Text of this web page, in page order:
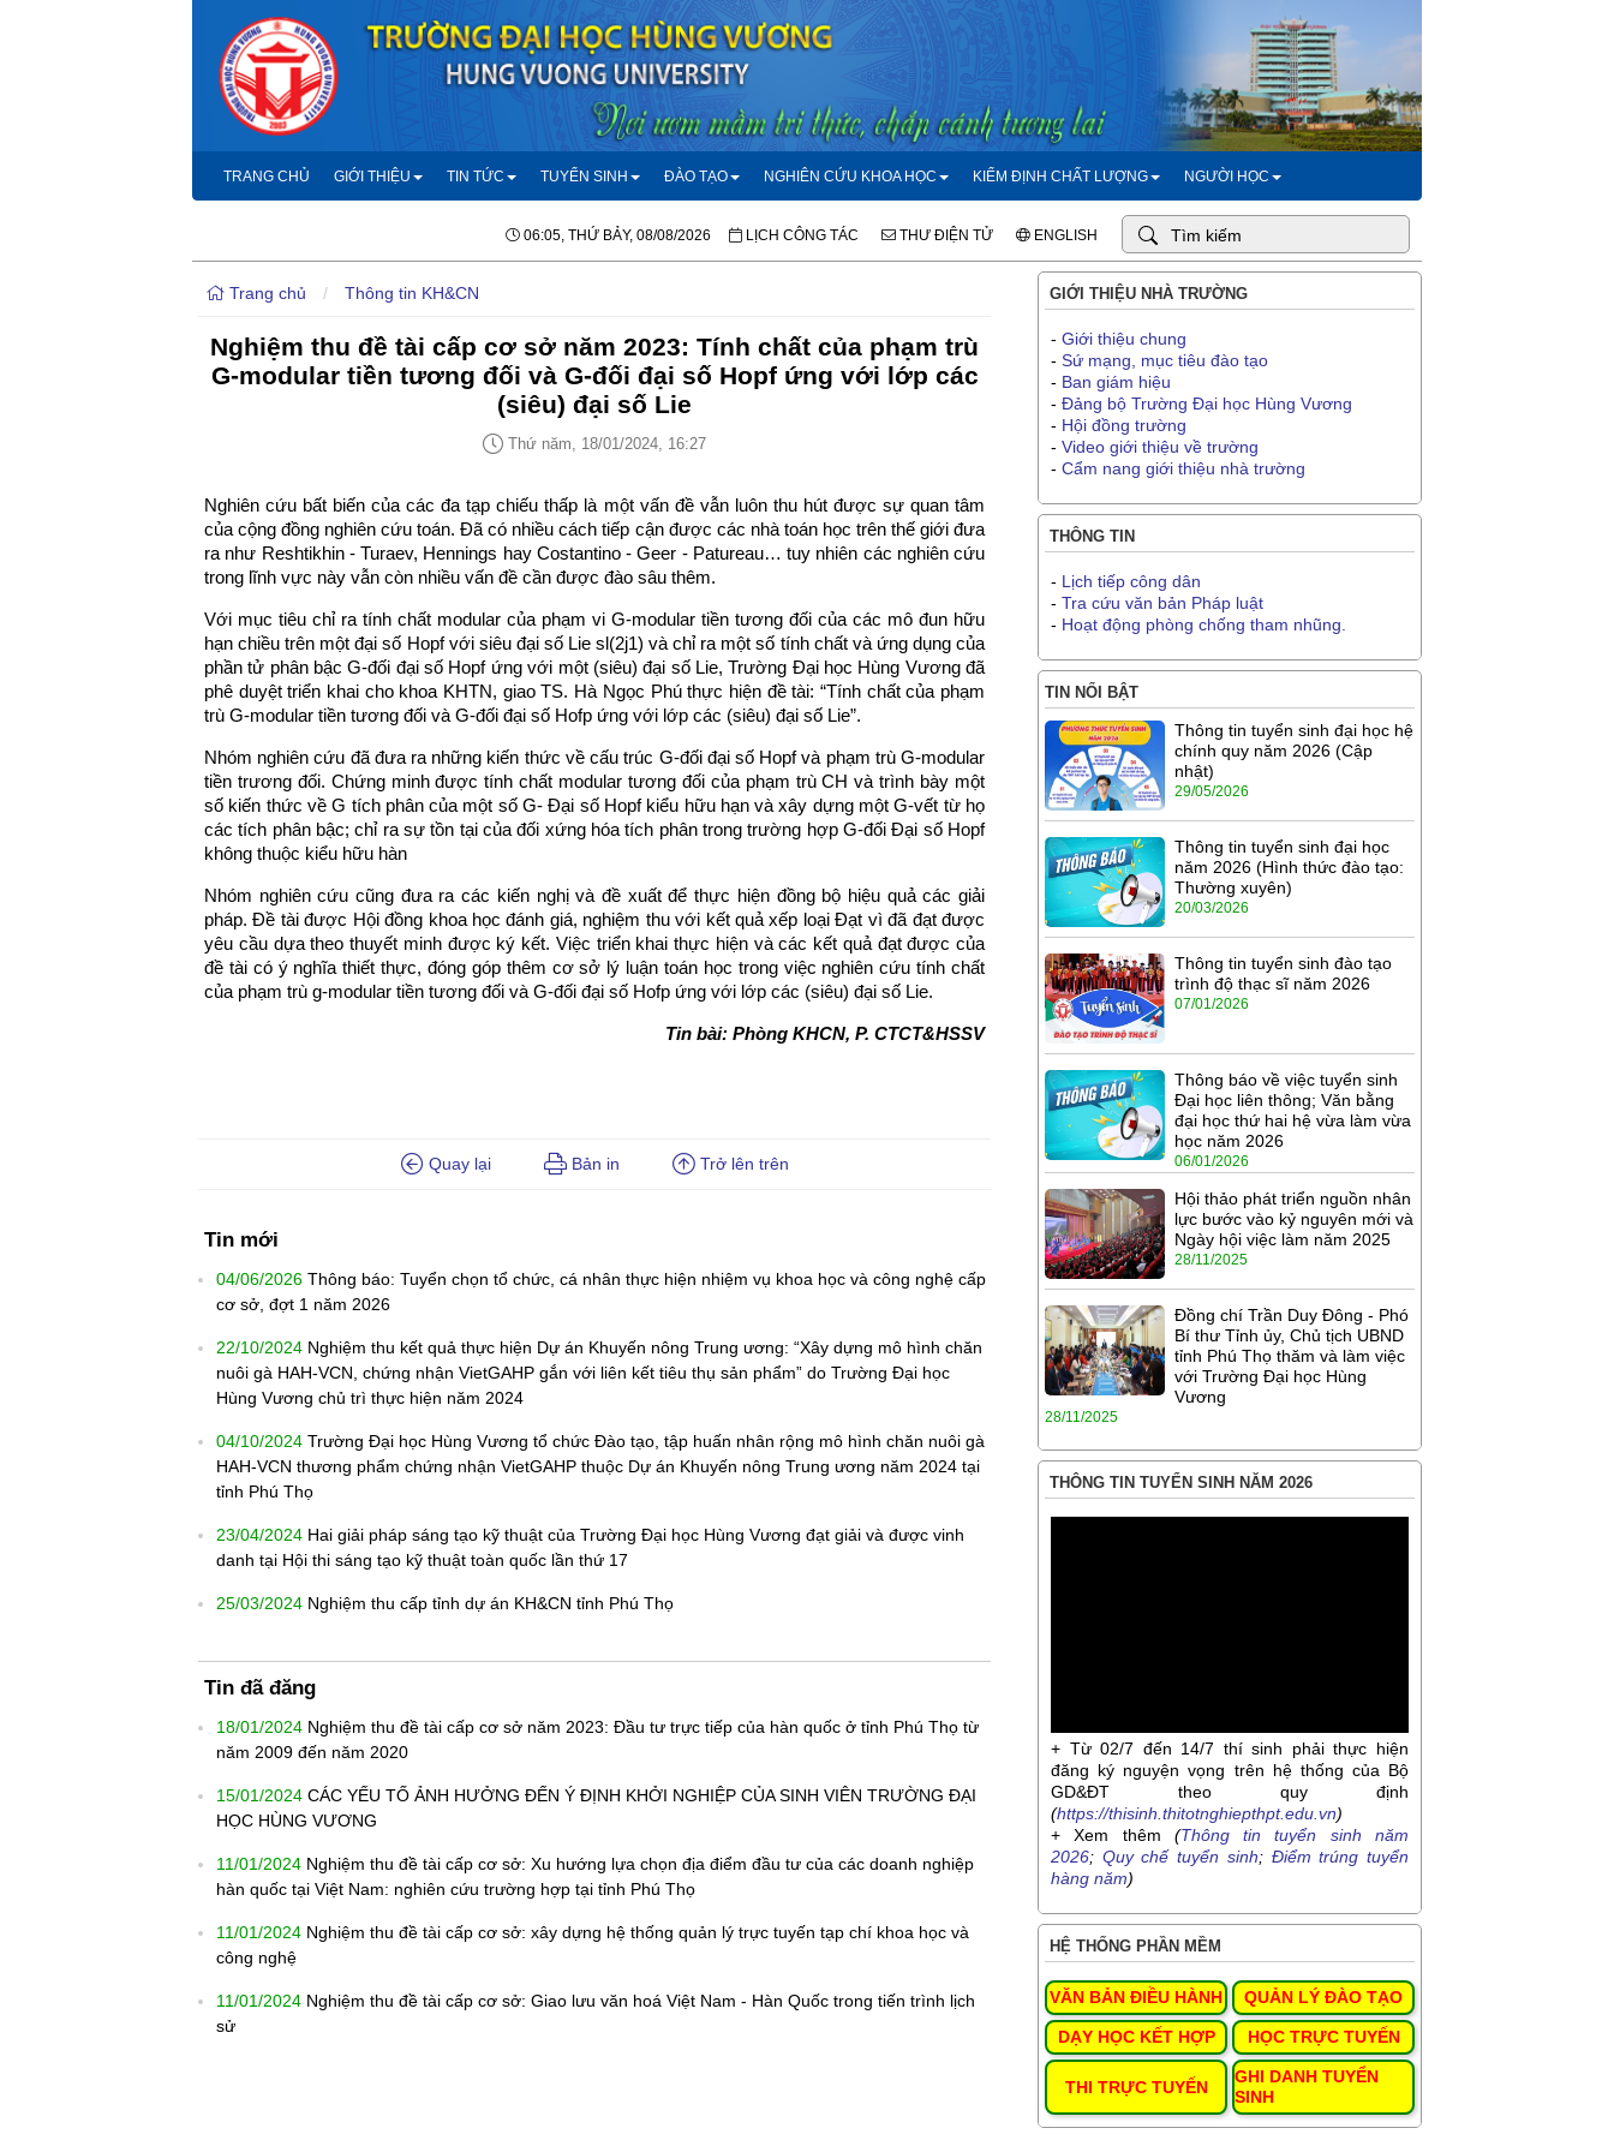
TRANG CHỦ GIỚI THIỆU TIN TỨC TUYỂN SINH ĐÀO TẠO NGHIÊN CỨU KHOA HỌC KIỂM ĐỊNH CHẤT LƯỢNG NGƯỜI HỌC
06:05, THỨ BẢY, 08/08/2026 LỊCH CÔNG TÁC THƯ ĐIỆN TỬ ENGLISH
Trang chủ / Thông tin KH&CN
Nghiệm thu đề tài cấp cơ sở năm 2023: Tính chất của phạm trù
G-modular tiền tương đối và G-đối đại số Hopf ứng với lớp các
(siêu) đại số Lie
Thứ năm, 18/01/2024, 16:27
Nghiên cứu bất biến của các đa tạp chiếu thấp là một vấn đề vẫn luôn thu hút được sự quan tâm
của cộng đồng nghiên cứu toán. Đã có nhiều cách tiếp cận được các nhà toán học trên thế giới đưa
ra như Reshtikhin - Turaev, Hennings hay Costantino - Geer - Patureau… tuy nhiên các nghiên cứu
trong lĩnh vực này vẫn còn nhiều vấn đề cần được đào sâu thêm.
Với mục tiêu chỉ ra tính chất modular của phạm vi G-modular tiền tương đối của các mô đun hữu
hạn chiều trên một đại số Hopf với siêu đại số Lie sl(2j1) và chỉ ra một số tính chất và ứng dụng của
phần tử phân bậc G-đối đại số Hopf ứng với một (siêu) đại số Lie, Trường Đại học Hùng Vương đã
phê duyệt triển khai cho khoa KHTN, giao TS. Hà Ngọc Phú thực hiện đề tài: “Tính chất của phạm
trù G-modular tiền tương đối và G-đối đại số Hofp ứng với lớp các (siêu) đại số Lie”.
Nhóm nghiên cứu đã đưa ra những kiến thức về cấu trúc G-đối đại số Hopf và phạm trù G-modular
tiền trương đối. Chứng minh được tính chất modular tương đối của phạm trù CH và trình bày một
số kiến thức về G tích phân của một số G- Đại số Hopf kiểu hữu hạn và xây dựng một G-vết từ họ
các tích phân bậc; chỉ ra sự tồn tại của đối xứng hóa tích phân trong trường hợp G-đối Đại số Hopf
không thuộc kiểu hữu hàn
Nhóm nghiên cứu cũng đưa ra các kiến nghị và đề xuất để thực hiện đồng bộ hiệu quả các giải
pháp. Đề tài được Hội đồng khoa học đánh giá, nghiệm thu với kết quả xếp loại Đạt vì đã đạt được
yêu cầu dựa theo thuyết minh được ký kết. Việc triển khai thực hiện và các kết quả đạt được của
đề tài có ý nghĩa thiết thực, đóng góp thêm cơ sở lý luận toán học trong việc nghiên cứu tính chất
của phạm trù g-modular tiền tương đối và G-đối đại số Hofp ứng với lớp các (siêu) đại số Lie.
Tin bài: Phòng KHCN, P. CTCT&HSSV
Quay lại Bản in Trở lên trên
Tin mới
04/06/2026 Thông báo: Tuyển chọn tổ chức, cá nhân thực hiện nhiệm vụ khoa học và công nghệ cấp
cơ sở, đợt 1 năm 2026
22/10/2024 Nghiệm thu kết quả thực hiện Dự án Khuyến nông Trung ương: “Xây dựng mô hình chăn
nuôi gà HAH-VCN, chứng nhận VietGAHP gắn với liên kết tiêu thụ sản phẩm” do Trường Đại học
Hùng Vương chủ trì thực hiện năm 2024
04/10/2024 Trường Đại học Hùng Vương tổ chức Đào tạo, tập huấn nhân rộng mô hình chăn nuôi gà
HAH-VCN thương phẩm chứng nhận VietGAHP thuộc Dự án Khuyến nông Trung ương năm 2024 tại
tỉnh Phú Thọ
23/04/2024 Hai giải pháp sáng tạo kỹ thuật của Trường Đại học Hùng Vương đạt giải và được vinh
danh tại Hội thi sáng tạo kỹ thuật toàn quốc lần thứ 17
25/03/2024 Nghiệm thu cấp tỉnh dự án KH&CN tỉnh Phú Thọ
Tin đã đăng
18/01/2024 Nghiệm thu đề tài cấp cơ sở năm 2023: Đầu tư trực tiếp của hàn quốc ở tỉnh Phú Thọ từ
năm 2009 đến năm 2020
15/01/2024 CÁC YẾU TỐ ẢNH HƯỞNG ĐẾN Ý ĐỊNH KHỞI NGHIỆP CỦA SINH VIÊN TRƯỜNG ĐẠI
HỌC HÙNG VƯƠNG
11/01/2024 Nghiệm thu đề tài cấp cơ sở: Xu hướng lựa chọn địa điểm đầu tư của các doanh nghiệp
hàn quốc tại Việt Nam: nghiên cứu trường hợp tại tỉnh Phú Thọ
11/01/2024 Nghiệm thu đề tài cấp cơ sở: xây dựng hệ thống quản lý trực tuyến tạp chí khoa học và
công nghệ
11/01/2024 Nghiệm thu đề tài cấp cơ sở: Giao lưu văn hoá Việt Nam - Hàn Quốc trong tiến trình lịch
sử
GIỚI THIỆU NHÀ TRƯỜNG
- Giới thiệu chung
- Sứ mạng, mục tiêu đào tạo
- Ban giám hiệu
- Đảng bộ Trường Đại học Hùng Vương
- Hội đồng trường
- Video giới thiệu về trường
- Cẩm nang giới thiệu nhà trường
THÔNG TIN
- Lịch tiếp công dân
- Tra cứu văn bản Pháp luật
- Hoạt động phòng chống tham nhũng.
TIN NỔI BẬT
Thông tin tuyển sinh đại học hệ
chính quy năm 2026 (Cập
nhật)
29/05/2026
Thông tin tuyển sinh đại học
năm 2026 (Hình thức đào tạo:
Thường xuyên)
20/03/2026
Thông tin tuyển sinh đào tạo
trình độ thạc sĩ năm 2026
07/01/2026
Thông báo về việc tuyển sinh
Đại học liên thông; Văn bằng
đại học thứ hai hệ vừa làm vừa
học năm 2026
06/01/2026
Hội thảo phát triển nguồn nhân
lực bước vào kỷ nguyên mới và
Ngày hội việc làm năm 2025
28/11/2025
Đồng chí Trần Duy Đông - Phó
Bí thư Tỉnh ủy, Chủ tịch UBND
tỉnh Phú Thọ thăm và làm việc
với Trường Đại học Hùng
Vương
28/11/2025
THÔNG TIN TUYỂN SINH NĂM 2026
+ Từ 02/7 đến 14/7 thí sinh phải thực hiện
đăng ký nguyện vọng trên hệ thống của Bộ
GD&ĐT theo quy định
(https://thisinh.thitotnghiepthpt.edu.vn)
+ Xem thêm (Thông tin tuyển sinh năm
2026; Quy chế tuyển sinh; Điểm trúng tuyển
hàng năm)
HỆ THỐNG PHẦN MỀM
VĂN BẢN ĐIỀU HÀNH QUẢN LÝ ĐÀO TẠO
DẠY HỌC KẾT HỢP HỌC TRỰC TUYẾN
THI TRỰC TUYẾN
GHI DANH TUYỂN
SINH